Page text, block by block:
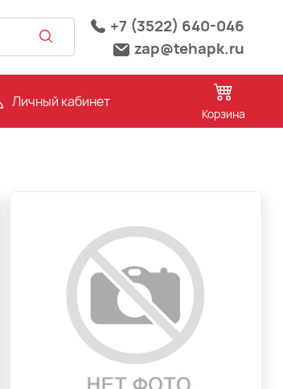
+7 (3522) 640-046
zap@tehapk.ru
Личный кабинет
Корзина